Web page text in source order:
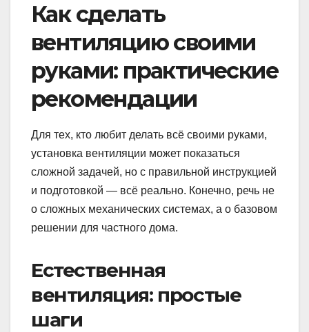
Как сделать
вентиляцию своими
руками: практические
рекомендации
Для тех, кто любит делать всё своими руками,
установка вентиляции может показаться
сложной задачей, но с правильной инструкцией
и подготовкой — всё реально. Конечно, речь не
о сложных механических системах, а о базовом
решении для частного дома.
Естественная
вентиляция: простые
шаги